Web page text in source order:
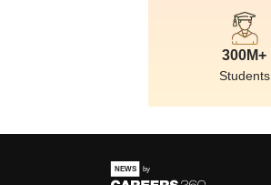
300M+
Students